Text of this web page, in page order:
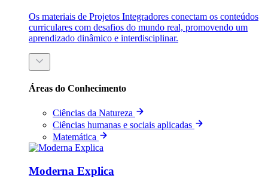
Os materiais de Projetos Integradores conectam os conteúdos
curriculares com desafios do mundo real, promovendo um
aprendizado dinâmico e interdisciplinar.
Áreas do Conhecimento
Ciências da Natureza
Ciências humanas e sociais aplicadas
Matemática
Moderna Explica